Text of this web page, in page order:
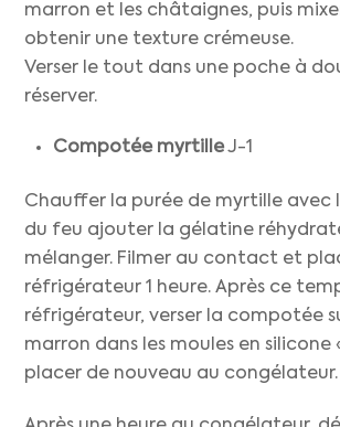
marron et les châtaignes, puis
obtenir une texture crémeuse.
Verser le tout dans une poche à
réserver.
Compotée myrtilleJ-1
Chauffer la purée de myrtille avec
du feu ajouter la gélatine
mélanger. Filmer au contact et
réfrigérateur 1 heure. Après ce
réfrigérateur, verser la compotée
marron dans les moules en silicone
placer de nouveau au congélateur.